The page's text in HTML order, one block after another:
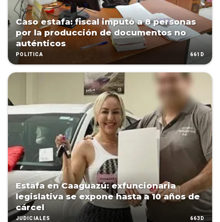
Caso estafa: fiscal imputó a 8 personas
por la producción de documentos no
auténticos
POLÍTICA 661D
Estafa en Caaguazú: exfuncionaria
legislativa se expone hasta a 10 años de
cárcel
JUDICIALES 663D